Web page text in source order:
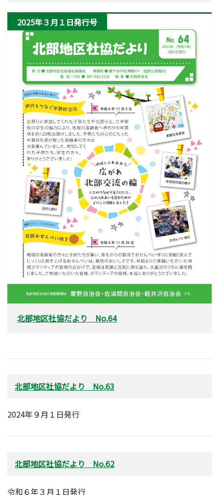
2025年３月１日発行号
北部地区社協だより No.64
北部地区社協だより No.63
2024年９月１日発行
北部地区社協だより No.62
令和６年３月１日発行